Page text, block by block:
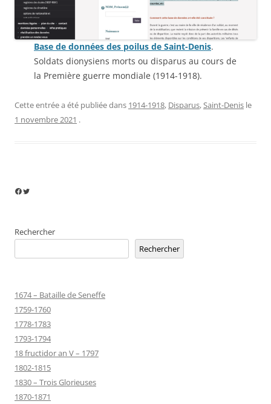
Base de données des poilus de Saint-Denis.
Soldats dionysiens morts ou disparus au cours de
la Première guerre mondiale (1914-1918).
Cette entrée a été publiée dans 1914-1918, Disparus,Saint-Denis le
1 novembre 2021 .
Facebook
Twitter
Rechercher
Rechercher
1674 – Bataille de Seneffe
1759-1760
1778-1783
1793-1794
18 fructidor an V – 1797
1802-1815
1830 – Trois Glorieuses
1870-1871